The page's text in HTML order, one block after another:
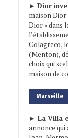
► Dior
maison Dior
Dior » dans
Colagreco,
(Menton),
choix qui
maison de
Marseille
► La Villa
annonce qui